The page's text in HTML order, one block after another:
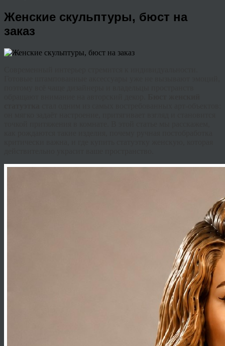
Женские скульптуры, бюст на
заказ